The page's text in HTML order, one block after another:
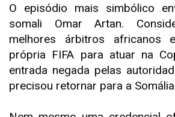
O episódio mais simbólico
somali Omar Artan.
melhores árbitros africanos
própria FIFA para atuar na
entrada negada pelas
precisou retornar para a